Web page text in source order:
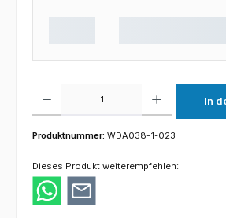
In
Produktnummer: WDA038-1-023
Dieses Produkt weiterempfehlen: